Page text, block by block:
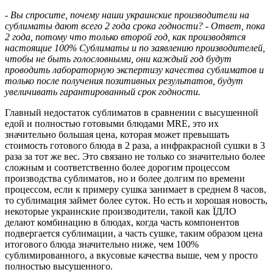
- Вы спросите, почему наши украинские производители на
сублиматы дают всего 2 года срока годности? - Ответ, пока
2 года, потому что только второй год, как производятся
настоящие 100% Сублиматы и по заявлению производителей,
чтобы не быть голословными, они каждый год будут
проводить лабораторную экспертизу качества сублиматов и
только после получения позитивных результатов, будут
увеличивать гарантированный срок годности.
Главный недостаток сублиматов в сравнении с высушенной
едой и полностью готовыми блюдами MRE, это их
значительно большая цена, которая может превышать
стоимость готового блюда в 2 раза, а инфракрасной сушки в 3
раза за тот же вес. Это связано не только со значительно более
сложным и соответственно более дорогим процессом
производства сублиматов, но и более долгим по времени
процессом, если к примеру сушка занимает в среднем 8 часов,
то сублимация займет более суток. Но есть и хорошая новость,
некоторые украинские производители, такой как ЇДЛО
делают комбинацию в блюдах, когда часть компонентов
подвергается сублимации, а часть сушке, таким образом цена
итогового блюда значительно ниже, чем 100%
сублимированного, а вкусовые качества выше, чем у просто
полностью высушенного.